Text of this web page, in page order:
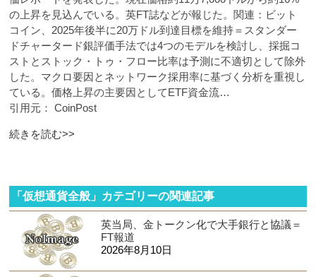
の上昇を見込んでいる。英FT誌などが報じた。関連：ビット
コイン、2025年後半に20万ドル到達目標を維持＝スタンダー
ドチャータード銀評価手法では4つのモデルを検討し、採掘コ
ストとストック・トゥ・フロー比率は予測に不適切として除外
した。マクロ要因とネットワーク採用率に基づく分析を重視し
ている。価格上昇の主要因としてETF資金流…
引用元： CoinPost
続きを読む>>
「仮想通貨全般」カテゴリーの関連記事
英当局、金トークン化で大手銀行と協議＝
FT報道
2026年8月10日